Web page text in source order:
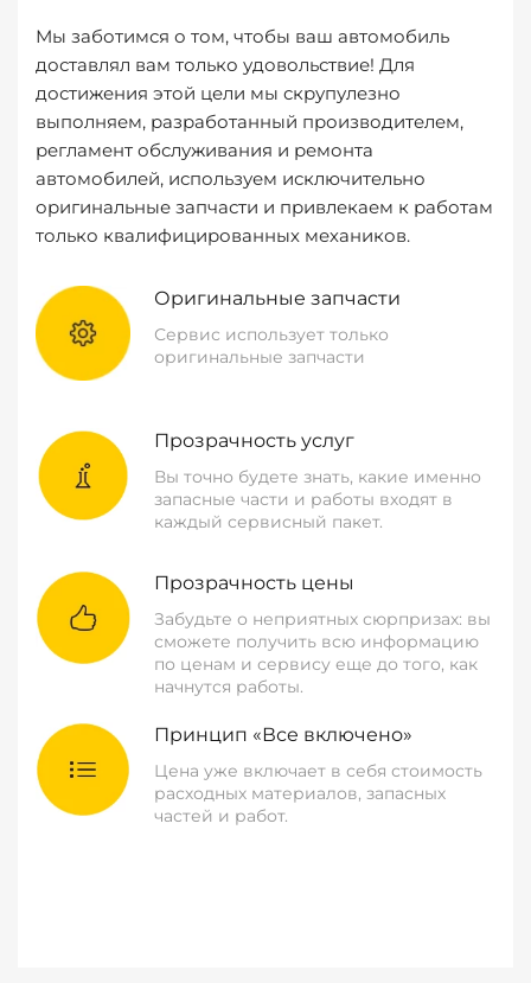
Мы заботимся о том, чтобы ваш автомобиль
доставлял вам только удовольствие! Для
достижения этой цели мы скрупулезно
выполняем, разработанный производителем,
регламент обслуживания и ремонта
автомобилей, используем исключительно
оригинальные запчасти и привлекаем к работам
только квалифицированных механиков.
Оригинальные запчасти
Сервис использует только
оригинальные запчасти
Прозрачность услуг
Вы точно будете знать, какие именно
запасные части и работы входят в
каждый сервисный пакет.
Прозрачность цены
Забудьте о неприятных сюрпризах: вы
сможете получить всю информацию
по ценам и сервису еще до того, как
начнутся работы.
Принцип «Все включено»
Цена уже включает в себя стоимость
расходных материалов, запасных
частей и работ.